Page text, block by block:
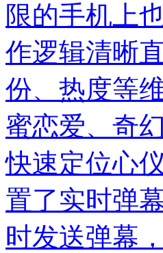
限的手机上
作逻辑清晰
份、热度等
蜜恋爱、奇
快速定位心
置了实时弹
时发送弹幕